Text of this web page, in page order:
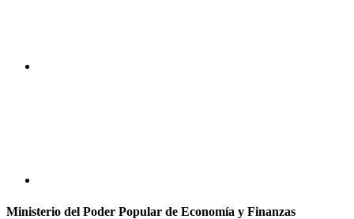
Ministerio del Poder Popular de Economía y Finanzas